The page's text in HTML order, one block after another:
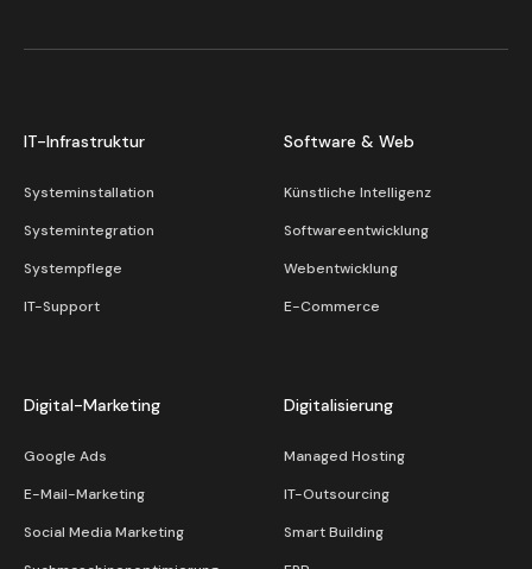
IT-Infrastruktur
Systeminstallation
Systemintegration
Systempflege
IT-Support
Software & Web
Künstliche Intelligenz
Softwareentwicklung
Webentwicklung
E-Commerce
Digital-Marketing
Google Ads
E-Mail-Marketing
Social Media Marketing
Digitalisierung
Managed Hosting
IT-Outsourcing
Smart Building